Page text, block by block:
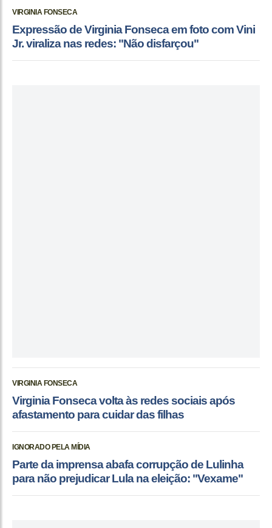
VIRGINIA FONSECA
Expressão de Virginia Fonseca em foto com Vini
Jr. viraliza nas redes: "Não disfarçou"
VIRGINIA FONSECA
Virginia Fonseca volta às redes sociais após
afastamento para cuidar das filhas
IGNORADO PELA MÍDIA
Parte da imprensa abafa corrupção de Lulinha
para não prejudicar Lula na eleição: "Vexame"